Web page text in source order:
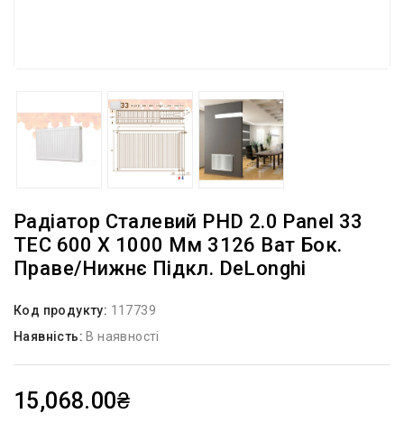
Радіатор Сталевий PHD 2.0 Panel 33
TEC 600 X 1000 Мм 3126 Ват Бок.
Праве/нижнє Підкл. DeLonghi
Код продукту: 117739
Наявність: В наявності
15,068.00₴